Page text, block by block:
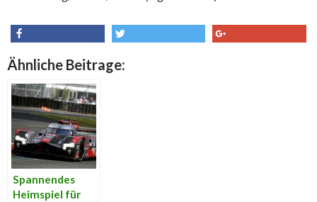
share
Ähnliche Beitrage:
Spannendes
Heimspiel für